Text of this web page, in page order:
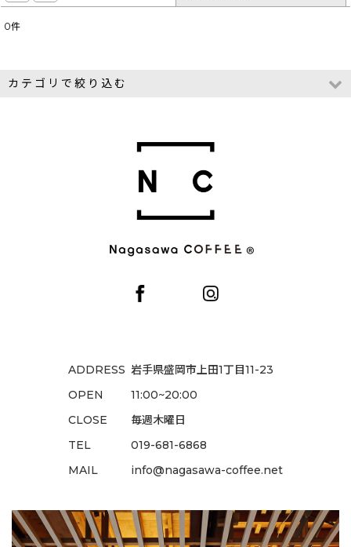
表示数 :
0件
カテゴリで絞り込む
ドリップパックコーヒーギフト
ADDRESS 岩手県盛岡市上田1丁目11-23
OPEN
11:00~20:00
CLOSE
毎週木曜日
TEL
019-681-6868
MAIL
info@nagasawa-coffee.net